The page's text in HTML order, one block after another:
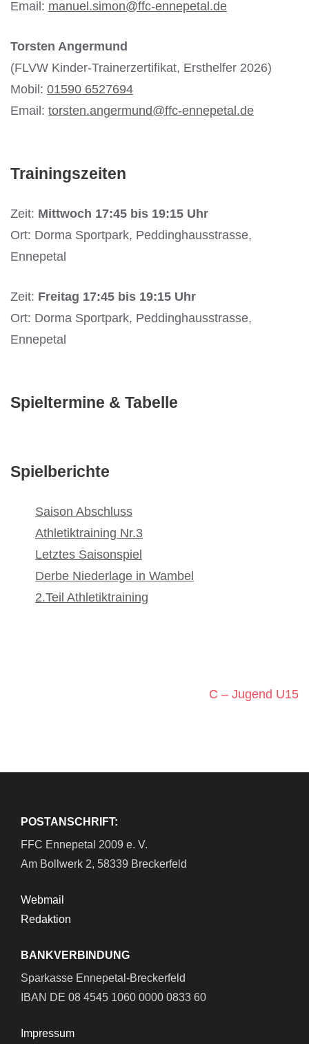
Email: manuel.simon@ffc-ennepetal.de
Torsten Angermund
(FLVW Kinder-Trainerzertifikat, Ersthelfer 2026)
Mobil: 01590 6527694
Email: torsten.angermund@ffc-ennepetal.de
Trainingszeiten
Zeit: Mittwoch 17:45 bis 19:15 Uhr
Ort: Dorma Sportpark, Peddinghausstrasse,
Ennepetal
Zeit: Freitag 17:45 bis 19:15 Uhr
Ort: Dorma Sportpark, Peddinghausstrasse,
Ennepetal
Spieltermine & Tabelle
Spielberichte
Saison Abschluss
Athletiktraining Nr.3
Letztes Saisonspiel
Derbe Niederlage in Wambel
2.Teil Athletiktraining
C – Jugend U15
POSTANSCHRIFT:
FFC Ennepetal 2009 e. V.
Am Bollwerk 2, 58339 Breckerfeld
Webmail
Redaktion
BANKVERBINDUNG
Sparkasse Ennepetal-Breckerfeld
IBAN DE 08 4545 1060 0000 0833 60
Impressum